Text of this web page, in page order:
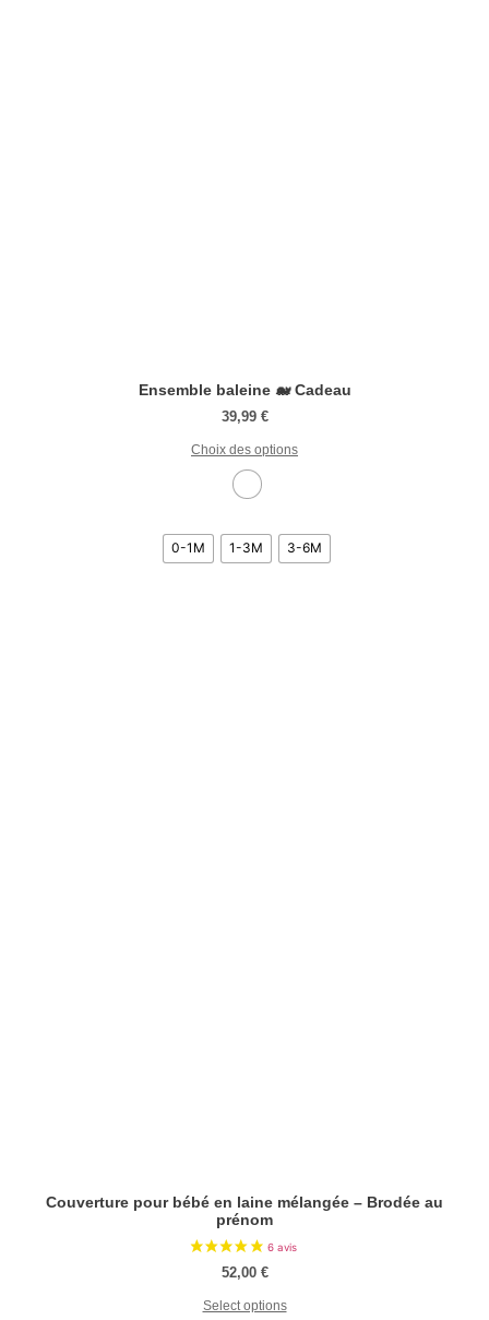
Ensemble baleine 🐋 Cadeau
39,99 €
Choix des options
0-1M 1-3M 3-6M
Couverture pour bébé en laine mélangée – Brodée au
prénom
52,00 €
Select options